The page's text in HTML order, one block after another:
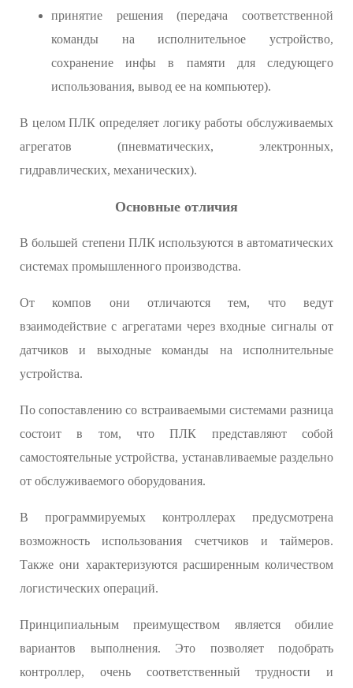
принятие решения (передача соответственной
команды на исполнительное устройство,
сохранение инфы в памяти для следующего
использования, вывод ее на компьютер).
В целом ПЛК определяет логику работы обслуживаемых
агрегатов (пневматических, электронных,
гидравлических, механических).
Основные отличия
В большей степени ПЛК используются в автоматических
системах промышленного производства.
От компов они отличаются тем, что ведут
взаимодействие с агрегатами через входные сигналы от
датчиков и выходные команды на исполнительные
устройства.
По сопоставлению со встраиваемыми системами разница
состоит в том, что ПЛК представляют собой
самостоятельные устройства, устанавливаемые раздельно
от обслуживаемого оборудования.
В программируемых контроллерах предусмотрена
возможность использования счетчиков и таймеров.
Также они характеризуются расширенным количеством
логистических операций.
Принципиальным преимуществом является обилие
вариантов выполнения. Это позволяет подобрать
контроллер, очень соответственный трудности и